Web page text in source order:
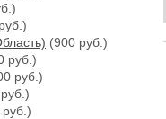
(900 руб.)
руб.)
руб.)